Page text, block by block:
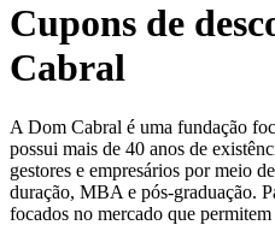
Cupons de
Cabral
A Dom Cabral é uma fundação
possui mais de 40 anos de
gestores e empresários por meio
duração, MBA e pós-graduação.
focados no mercado que